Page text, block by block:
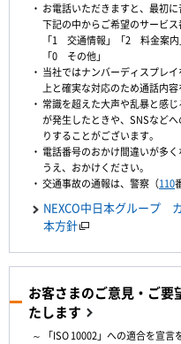
お電話いただきますと、最初
下記の中からご希望のサービス
「1 交通情報」「2 料金案
「0 その他」
当社ではナンバーディスプレ
上と確実な対応のため通話内容
常識を超えた大声や乱暴と感
が発生したときや、SNSなど
りすることがございます。
電話番号のおかけ間違いが多
うえ、おかけください。
交通事故の通報は、警察（110
NEXCO中日本グループ
本方針
お客さまのご意見・ご要
たします
～ 「ISO 10002」への適合を宣言